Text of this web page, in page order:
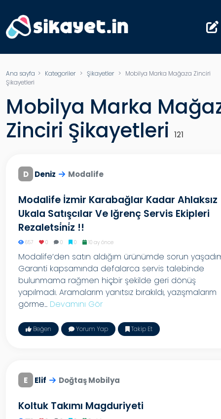
Ana sayfa > Kategoriler> Şikayetler> Mobilya Marka Mağaza Zinciri
Şikayetleri
Mobilya Marka
Zinciri Şikayetleri 121
D Deniz Modalife
Modalife İzmir Karabağlar Kadar Ahlaksız
Ukala Satışcılar Ve Iğrenç Servis Ekipleri
Rezaletsi̇ni̇z !!
657 0 0 0 10 ay önce
Modalife’den satın aldığım ürünümde sorun
Garanti kapsamında defalarca servis talebinde
bulunmama rağmen hiçbir şekilde geri dönüş
yapılmadı. Aramalarım yanıtsız bırakıldı, yazışmalarım
görme... Devamını Gör
Beğen Yorum Yap Takip Et
E Elif Doğtaş Mobilya
Koltuk Takımı Magduriyeti